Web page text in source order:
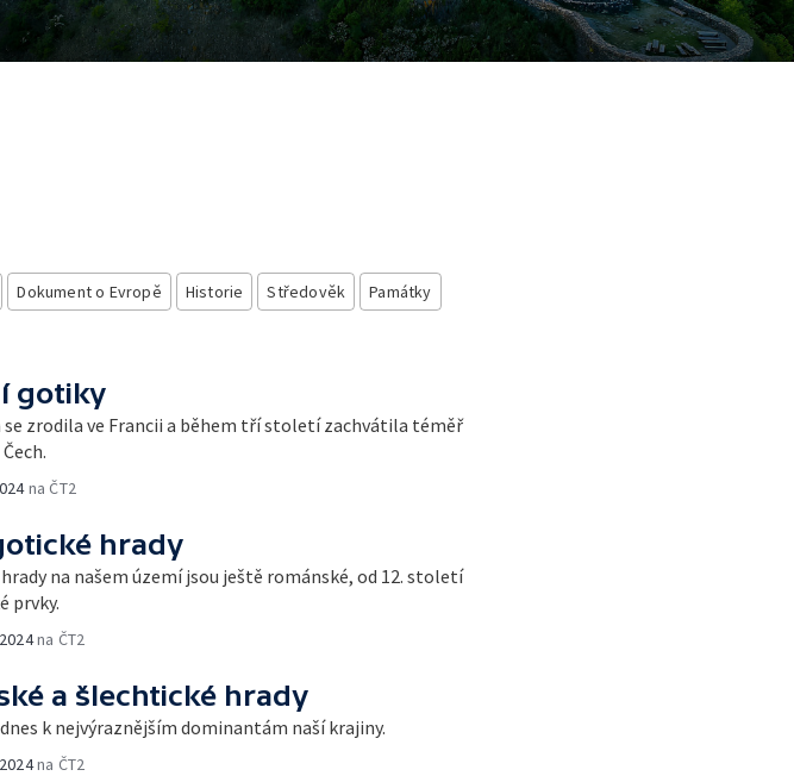
Dokument o Evropě Historie Středověk Památky
gotiky
zrodila ve Francii a během tří století zachvátila téměř
na ČT2
hrady
na našem území jsou ještě románské, od 12. století
prvky.
na ČT2
a šlechtické hrady
k nejvýraznějším dominantám naší krajiny.
na ČT2